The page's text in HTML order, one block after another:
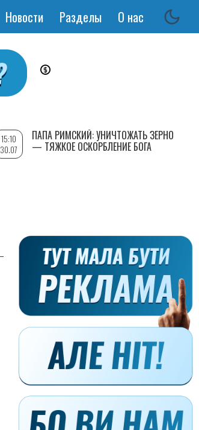
Основная
Новости Разделы О нас
15:10
30.07
ПАПА РИМСКИЙ: УНИЧТОЖАТЬ ЗЕРНО
— ТЯЖКОЕ ОСКОРБЛЕНИЕ БОГА